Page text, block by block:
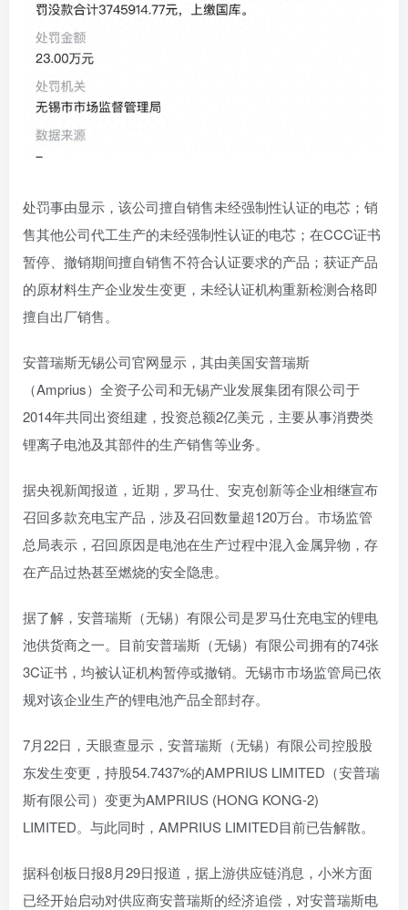
处罚事由显示，该公司擅自销售未经强制性认证的电芯；销
售其他公司代工生产的未经强制性认证的电芯；在CCC证书
暂停、撤销期间擅自销售不符合认证要求的产品；获证产品
的原材料生产企业发生变更，未经认证机构重新检测合格即
擅自出厂销售。
安普瑞斯无锡公司官网显示，其由美国安普瑞斯
（Amprius）全资子公司和无锡产业发展集团有限公司于
2014年共同出资组建，投资总额2亿美元，主要从事消费类
锂离子电池及其部件的生产销售等业务。
据央视新闻报道，近期，罗马仕、安克创新等企业相继宣布
召回多款充电宝产品，涉及召回数量超120万台。市场监管
总局表示，召回原因是电池在生产过程中混入金属异物，存
在产品过热甚至燃烧的安全隐患。
据了解，安普瑞斯（无锡）有限公司是罗马仕充电宝的锂电
池供货商之一。目前安普瑞斯（无锡）有限公司拥有的74张
3C证书，均被认证机构暂停或撤销。无锡市市场监管局已依
规对该企业生产的锂电池产品全部封存。
7月22日，天眼查显示，安普瑞斯（无锡）有限公司控股股
东发生变更，持股54.7437%的AMPRIUS LIMITED（安普瑞
斯有限公司）变更为AMPRIUS (HONG KONG-2)
LIMITED。与此同时，AMPRIUS LIMITED目前已告解散。
据科创板日报8月29日报道，据上游供应链消息，小米方面
已经开始启动对供应商安普瑞斯的经济追偿，对安普瑞斯电